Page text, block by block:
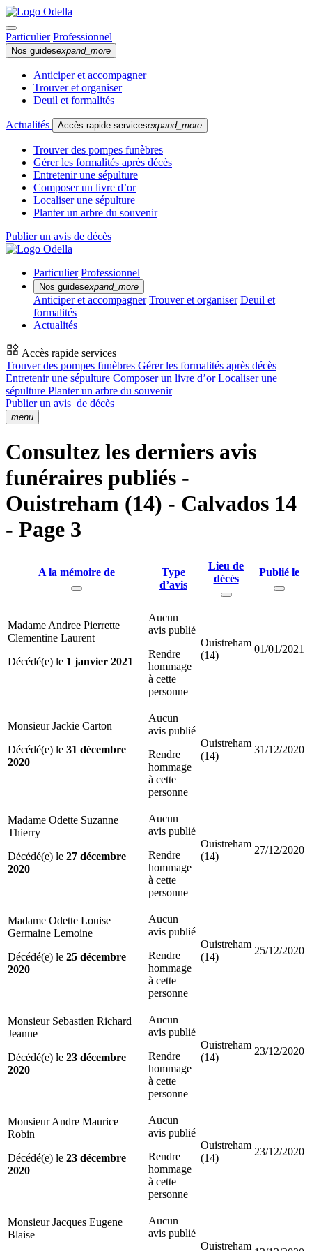
Particulier Professionnel
Nos guidesexpand_more
Anticiper et accompagner
Trouver et organiser
Deuil et formalités
Actualités Accès rapide servicesexpand_more
Trouver des pompes funèbres
Gérer les formalités après décès
Entretenir une sépulture
Composer un livre d’or
Localiser une sépulture
Planter un arbre du souvenir
Publier un avis de décès
Particulier Professionnel
Nos guidesexpand_more
Anticiper et accompagner Trouver et organiser Deuil et
formalités
Actualités
Accès rapide services
Trouver des pompes funèbres Gérer les formalités après décès
Entretenir une sépulture Composer un livre d’orLocaliser une
sépulture Planter un arbre du souvenir
Publier un avis de décès
menu
Consultez les derniers avis
funéraires publiés -
Ouistreham (14) - Calvados 14
- Page 3
A la mémoire de
Type
d’avis
Lieu de
décès
Publié le
Madame Andree Pierrette
Clementine Laurent
Décédé(e) le 1 janvier 2021
Aucun
avis publié
Rendre
hommage
à cette
personne
Ouistreham
(14)
01/01/2021
Monsieur Jackie Carton
Décédé(e) le 31 décembre
2020
Aucun
avis publié
Rendre
hommage
à cette
personne
Ouistreham
(14)
31/12/2020
Madame Odette Suzanne
Thierry
Décédé(e) le 27 décembre
2020
Aucun
avis publié
Rendre
hommage
à cette
personne
Ouistreham
(14)
27/12/2020
Madame Odette Louise
Germaine Lemoine
Décédé(e) le 25 décembre
2020
Aucun
avis publié
Rendre
hommage
à cette
personne
Ouistreham
(14)
25/12/2020
Monsieur Sebastien Richard
Jeanne
Décédé(e) le 23 décembre
2020
Aucun
avis publié
Rendre
hommage
à cette
personne
Ouistreham
(14)
23/12/2020
Monsieur Andre Maurice
Robin
Décédé(e) le 23 décembre
2020
Aucun
avis publié
Rendre
hommage
à cette
personne
Ouistreham
(14)
23/12/2020
Monsieur Jacques Eugene
Blaise
Aucun
avis publié
Ouistreham